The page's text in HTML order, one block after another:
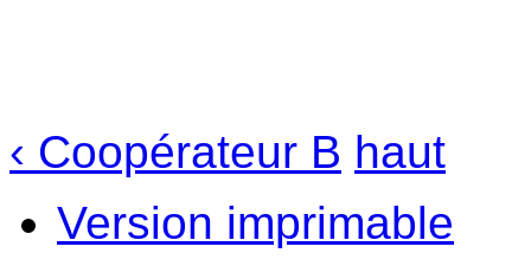
‹ Coopérateur B haut
Version imprimable